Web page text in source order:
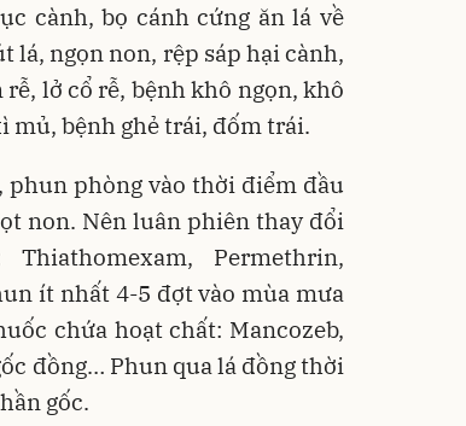
cành, bọ cánh cứng ăn lá về
lá, ngọn non, rệp sáp hại cành,
lở cổ rễ, bệnh khô ngọn, khô
mủ, bệnh ghẻ trái, đốm trái.
phun phòng vào thời điểm đầu
non. Nên luân phiên thay đổi
Permethrin,
ít nhất 4-5 đợt vào mùa mưa
chứa hoạt chất: Mancozeb,
đồng… Phun qua lá đồng thời
gốc.